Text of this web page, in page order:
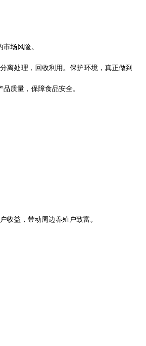
场风险。
离处理，回收利用。保护环境，真正做到
质量，保障食品安全。
收益，带动周边养殖户致富。